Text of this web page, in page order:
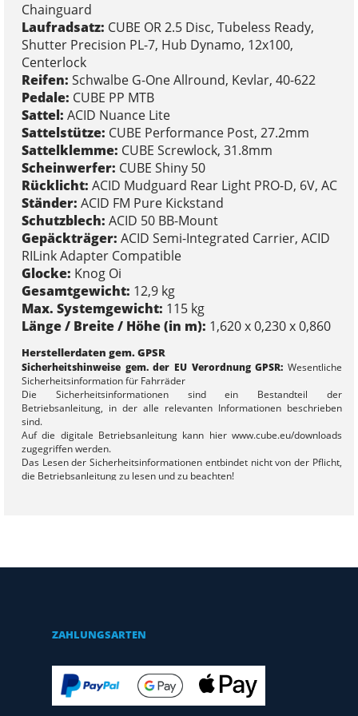
Chainguard
Laufradsatz: CUBE OR 2.5 Disc, Tubeless Ready,
Shutter Precision PL-7, Hub Dynamo, 12x100,
Centerlock
Reifen: Schwalbe G-One Allround, Kevlar, 40-622
Pedale: CUBE PP MTB
Sattel: ACID Nuance Lite
Sattelstütze: CUBE Performance Post, 27.2mm
Sattelklemme: CUBE Screwlock, 31.8mm
Scheinwerfer: CUBE Shiny 50
Rücklicht: ACID Mudguard Rear Light PRO-D, 6V, AC
Ständer: ACID FM Pure Kickstand
Schutzblech: ACID 50 BB-Mount
Gepäckträger: ACID Semi-Integrated Carrier, ACID
RILink Adapter Compatible
Glocke: Knog Oi
Gesamtgewicht: 12,9 kg
Max. Systemgewicht: 115 kg
Länge / Breite / Höhe (in m): 1,620 x 0,230 x 0,860
Herstellerdaten gem. GPSR
Sicherheitshinweise gem. der EU Verordnung GPSR: Wesentliche
Sicherheitsinformation für Fahrräder
Die Sicherheitsinformationen sind ein Bestandteil der
Betriebsanleitung, in der alle relevanten Informationen beschrieben
sind.
Auf die digitale Betriebsanleitung kann hier www.cube.eu/downloads
zugegriffen werden.
Das Lesen der Sicherheitsinformationen entbindet nicht von der Pflicht,
die Betriebsanleitung zu lesen und zu beachten!
- Halten Sie die Beschränkungen der angegebenen Nutzungsklasse /
insbesondere an Rahmen, Gabel, Lenker/Vorbaueinheit und Sattelstütze
- Achten Sie auf erhöhte Verletzungsgefahr durch möglicherweise hohe
Temperaturen einzelner Bauteile (z. B. Bremsen, Scheinwerfer)
- Beachten Sie die Herstellervorgaben zur Anbringung von Anbauteilen
(Taschen, Schloss, Kindersitz, Trägersysteme usw.) und zur Verwendung
ZAHLUNGSARTEN